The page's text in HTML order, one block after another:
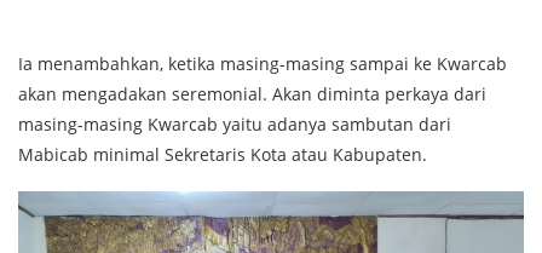
Ia menambahkan, ketika masing-masing sampai ke Kwarcab
akan mengadakan seremonial. Akan diminta perkaya dari
masing-masing Kwarcab yaitu adanya sambutan dari
Mabicab minimal Sekretaris Kota atau Kabupaten.